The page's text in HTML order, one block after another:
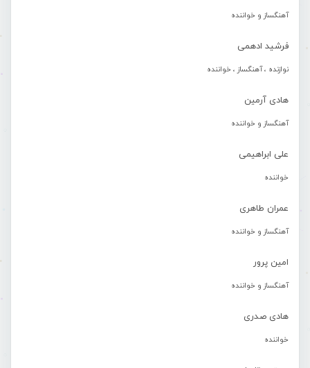
آهنگساز و خواننده
فرشید ادهمی
نوازنده ، آهنگساز ، خواننده
هادی آرمین
آهنگساز و خواننده
علی ابراهیمی
خواننده
عمران طاهری
آهنگساز و خواننده
امین پرور
آهنگساز و خواننده
هادی صدری
خواننده